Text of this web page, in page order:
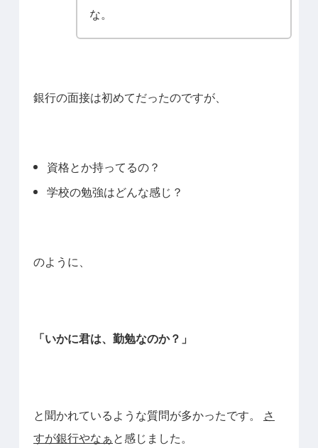
な。
銀行の面接は初めてだったのですが、
資格とか持ってるの？
学校の勉強はどんな感じ？
のように、
「いかに君は、勤勉なのか？」
と聞かれているような質問が多かったです。
さ
すが銀行やなぁと感じました。